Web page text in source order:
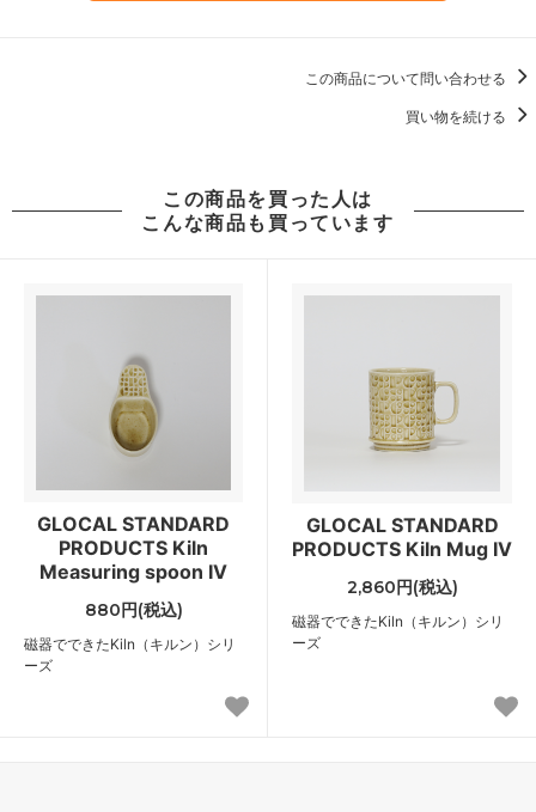
この商品について問い合わせる
買い物を続ける
この商品を買った人は
こんな商品も買っています
GLOCAL STANDARD
PRODUCTS Kiln
Measuring spoon IV
880円(税込)
磁器でできたKiln（キルン）シリ
ーズ
GLOCAL STANDARD
PRODUCTS Kiln Mug IV
2,860円(税込)
磁器でできたKiln（キルン）シリ
ーズ